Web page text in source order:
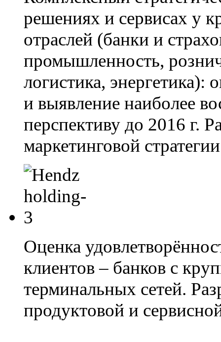
решениях и сервисах у
отраслей (банки и
промышленность,
логистика,
и выявление наиболее
перспективу до 2016 г.
маркетинговой
Оценка
клиентов – банков с
терминальных сетей.
продуктовой и